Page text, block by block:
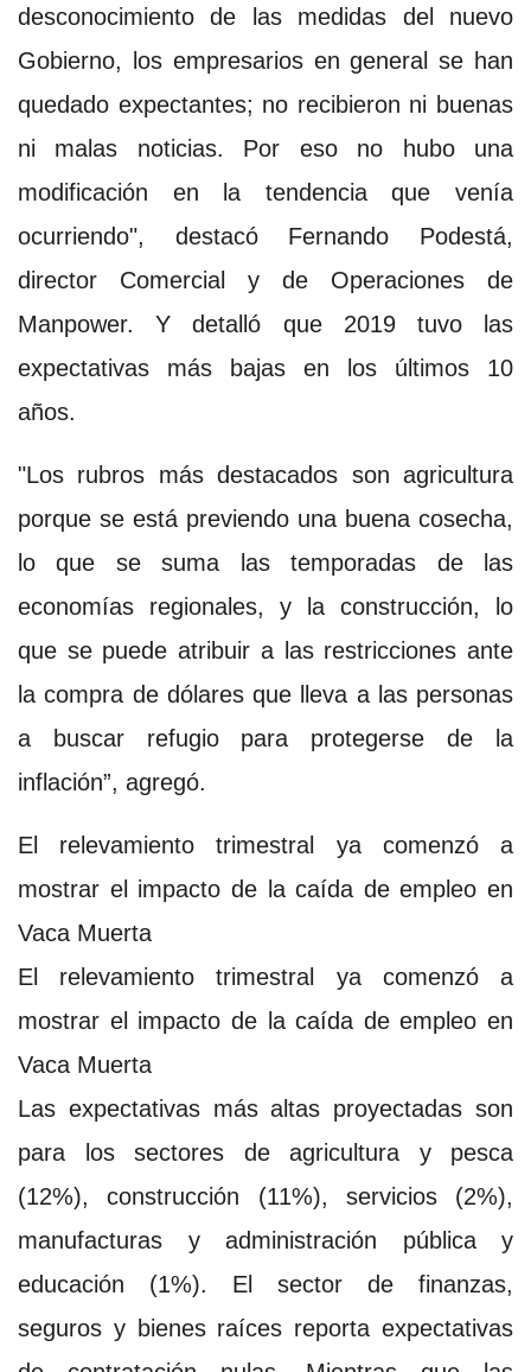
desconocimiento de las medidas del nuevo
Gobierno, los empresarios en general se han
quedado expectantes; no recibieron ni buenas
ni malas noticias. Por eso no hubo una
modificación en la tendencia que venía
ocurriendo", destacó Fernando Podestá,
director Comercial y de Operaciones de
Manpower. Y detalló que 2019 tuvo las
expectativas más bajas en los últimos 10
años.
"Los rubros más destacados son agricultura
porque se está previendo una buena cosecha,
lo que se suma las temporadas de las
economías regionales, y la construcción, lo
que se puede atribuir a las restricciones ante
la compra de dólares que lleva a las personas
a buscar refugio para protegerse de la
inflación”, agregó.
El relevamiento trimestral ya comenzó a
mostrar el impacto de la caída de empleo en
Vaca Muerta
El relevamiento trimestral ya comenzó a
mostrar el impacto de la caída de empleo en
Vaca Muerta
Las expectativas más altas proyectadas son
para los sectores de agricultura y pesca
(12%), construcción (11%), servicios (2%),
manufacturas y administración pública y
educación (1%). El sector de finanzas,
seguros y bienes raíces reporta expectativas